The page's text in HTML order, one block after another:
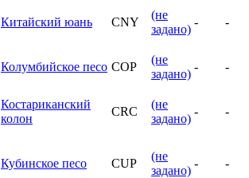
Китайский юань CNY
(не
задано)
- -
Колумбийское песо COP
(не
задано)
- -
Костариканский
колон
CRC
(не
задано)
- -
Кубинское песо CUP
(не
задано)
- -